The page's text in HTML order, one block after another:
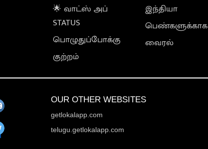
🌟 வாட்ஸ் அப்
STATUS
பொழுதுப்போக்கு
குற்றம்
இந்தியா
பெண்களுக்காக
வைரல்
OUR OTHER WEBSITES
getlokalapp.com
telugu.getlokalapp.com